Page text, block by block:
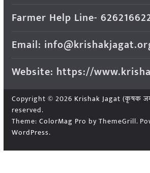
Farmer Help Line-
Email:
Website: https://
Copyright © 2026 Krishak Jagat (कृषक
reserved.
Theme: ColorMag Pro by ThemeGrill.
WordPress.